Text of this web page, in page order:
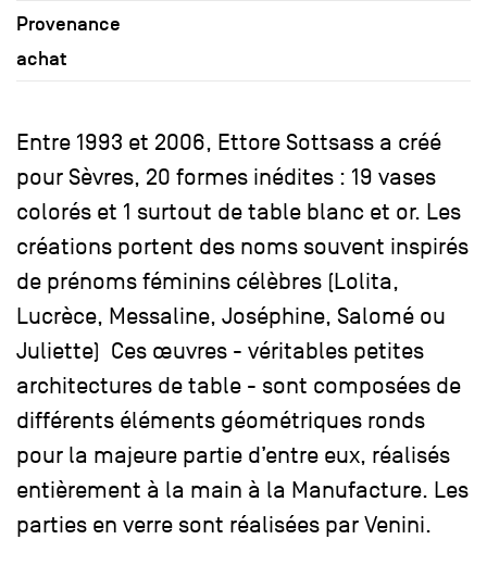
Provenance
achat
Entre 1993 et 2006, Ettore Sottsass a créé
pour Sèvres, 20 formes inédites : 19 vases
colorés et 1 surtout de table blanc et or. Les
créations portent des noms souvent inspirés
de prénoms féminins célèbres (Lolita,
Lucrèce, Messaline, Joséphine, Salomé ou
Juliette) Ces œuvres - véritables petites
architectures de table - sont composées de
différents éléments géométriques ronds
pour la majeure partie d’entre eux, réalisés
entièrement à la main à la Manufacture. Les
parties en verre sont réalisées par Venini.